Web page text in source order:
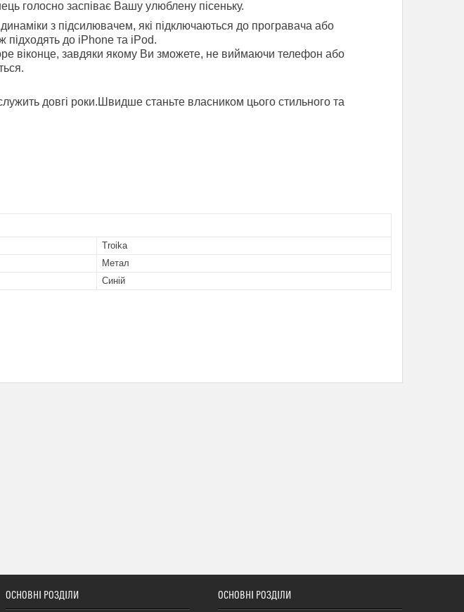
голосно заспіває Вашу улюблену пісеньку.
з підсилювачем, які підключаються до програвача або
до iPhone та iPod.
віконце, завдяки якому Ви зможете, не виймаючи телефон або
довгі роки.Швидше станьте власником цього стильного та
Troika
Метал
Синій
ОСНОВНІ РОЗДІЛИ ОСНОВНІ РОЗДІЛИ